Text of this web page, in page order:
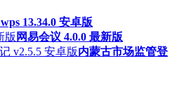
wps 13.34.0 安卓版
网易会议 4.0.0 最新版
内蒙古市场监管登